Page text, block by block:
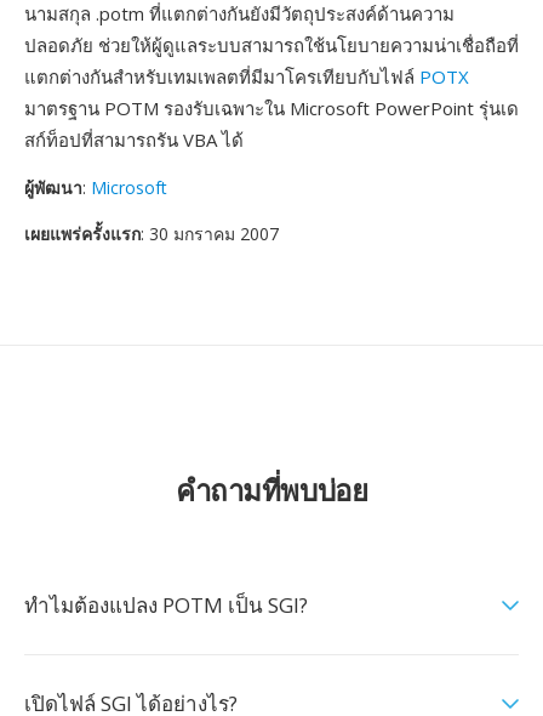
นามสกุล .potm ที่แตกต่างกันยังมีวัตถุประสงค์ด้านความ
ปลอดภัย ช่วยให้ผู้ดูแลระบบสามารถใช้นโยบายความน่าเชื่อถือที่
แตกต่างกันสำหรับเทมเพลตที่มีมาโครเทียบกับไฟล์ POTX
มาตรฐาน POTM รองรับเฉพาะใน Microsoft PowerPoint รุ่นเด
สก์ท็อปที่สามารถรัน VBA ได้
ผู้พัฒนา: Microsoft
เผยแพร่ครั้งแรก: 30 มกราคม 2007
คำถามที่พบบ่อย
ทำไมต้องแปลง POTM เป็น SGI?
เปิดไฟล์ SGI ได้อย่างไร?